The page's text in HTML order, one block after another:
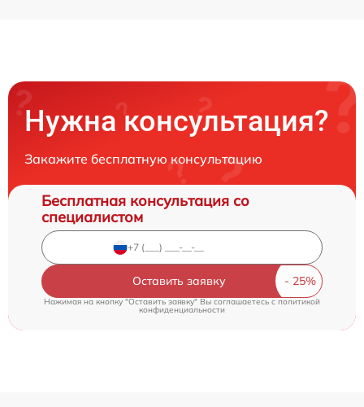
Нужна консультация?
Закажите бесплатную консультацию
Бесплатная консультация со
специалистом
Оставить заявку
Нажимая на кнопку "Оставить заявку" Вы соглашаетесь cполитикой
конфиденциальности